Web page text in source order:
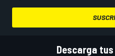
Descarga